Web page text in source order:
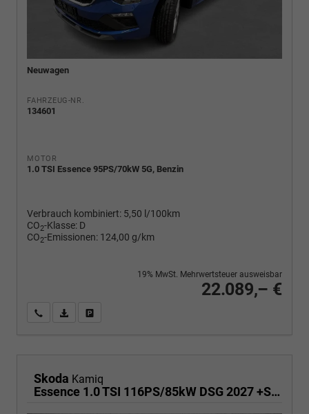
Neuwagen
FAHRZEUG-NR.
134601
MOTOR
1.0 TSI Essence 95PS/70kW 5G, Benzin
Verbrauch kombiniert: 5,50 l/100km
CO2-Klasse: D
CO2-Emissionen: 124,00 g/km
22.089,– €
19% MwSt. Mehrwertsteuer ausweisbar
Wir rufen Sie anPDF-Fahrzeugexposé drucken
Skoda Kamiq
Essence 1.0 TSI 116PS/85kW DSG 2027 +SHZ